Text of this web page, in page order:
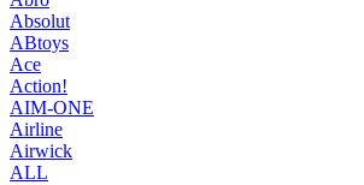
Absolut
ABtoys
Ace
Action!
AIM-ONE
Airline
Airwick
ALL